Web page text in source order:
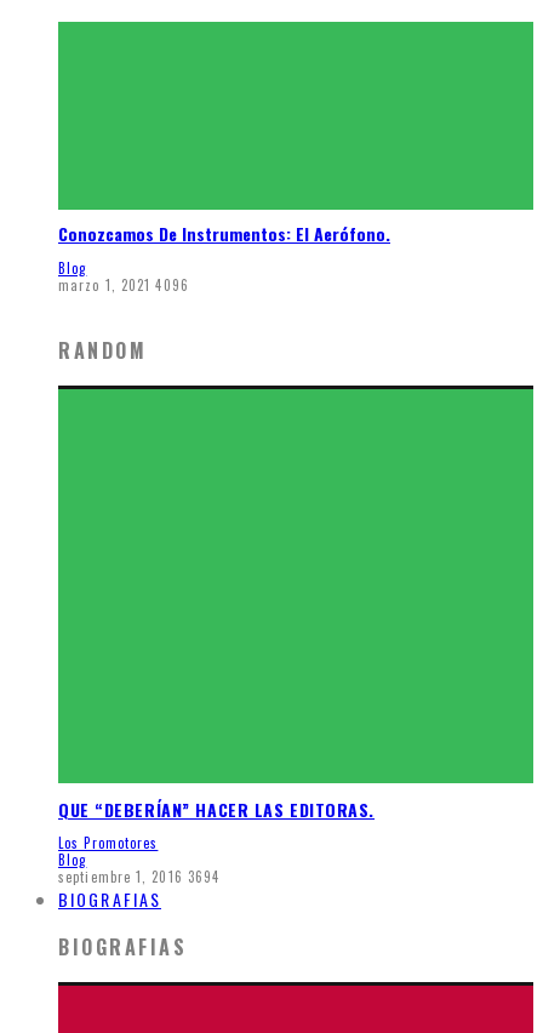
Conozcamos De Instrumentos: El Aerófono.
Blog
marzo 1, 2021 4096
RANDOM
QUE “DEBERÍAN” HACER LAS EDITORAS.
Los Promotores
Blog
septiembre 1, 2016 3694
BIOGRAFIAS
BIOGRAFIAS